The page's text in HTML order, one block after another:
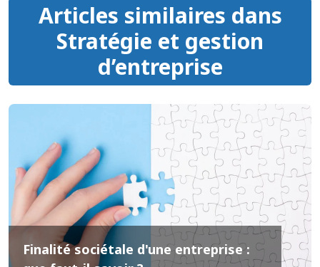
Articles similaires dans
Stratégie et gestion
d’entreprise
Finalité sociétale d'une entreprise :